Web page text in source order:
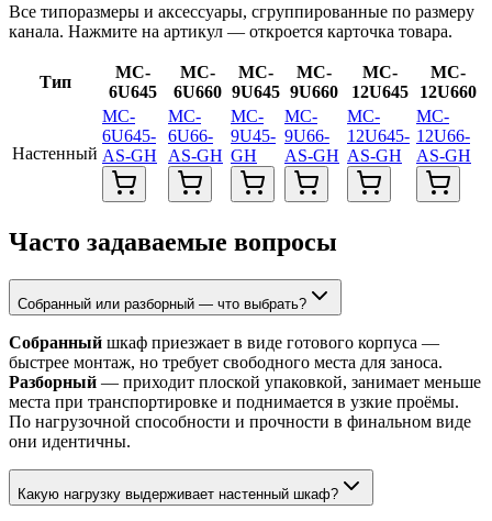
Все типоразмеры и аксессуары, сгруппированные по размеру
канала. Нажмите на артикул — откроется карточка товара.
Тип
MC-
6U645
MC-
6U660
MC-
9U645
MC-
9U660
MC-
12U645
MC-
12U660
Настенный
MC-
6U645-
AS-GH
MC-
6U66-
AS-GH
MC-
9U45-
GH
MC-
9U66-
AS-GH
MC-
12U645-
AS-GH
MC-
12U66-
AS-GH
Часто задаваемые вопросы
Собранный или разборный — что выбрать?
Собранный шкаф приезжает в виде готового корпуса —
быстрее монтаж, но требует свободного места для заноса.
Разборный — приходит плоской упаковкой, занимает меньше
места при транспортировке и поднимается в узкие проёмы.
По нагрузочной способности и прочности в финальном виде
они идентичны.
Какую нагрузку выдерживает настенный шкаф?